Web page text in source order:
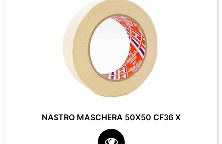
NASTRO MASCHERA 50X50 CF36 X